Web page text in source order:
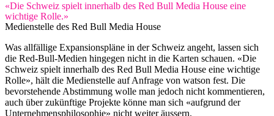
«Die Schweiz spielt innerhalb des Red Bull Media House eine
wichtige Rolle.»
Medienstelle des Red Bull Media House
Was allfällige Expansionspläne in der Schweiz angeht, lassen sich
die Red-Bull-Medien hingegen nicht in die Karten schauen. «Die
Schweiz spielt innerhalb des Red Bull Media House eine wichtige
Rolle», hält die Medienstelle auf Anfrage von watson fest. Die
bevorstehende Abstimmung wolle man jedoch nicht kommentieren,
auch über zukünftige Projekte könne man sich «aufgrund der
Unternehmensphilosophie» nicht weiter äussern.